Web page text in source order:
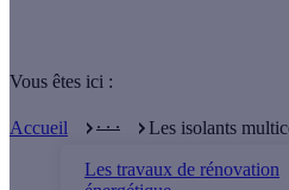
Vous êtes ici :
Accueil . . .
Les travaux de rénovation
Les isolants